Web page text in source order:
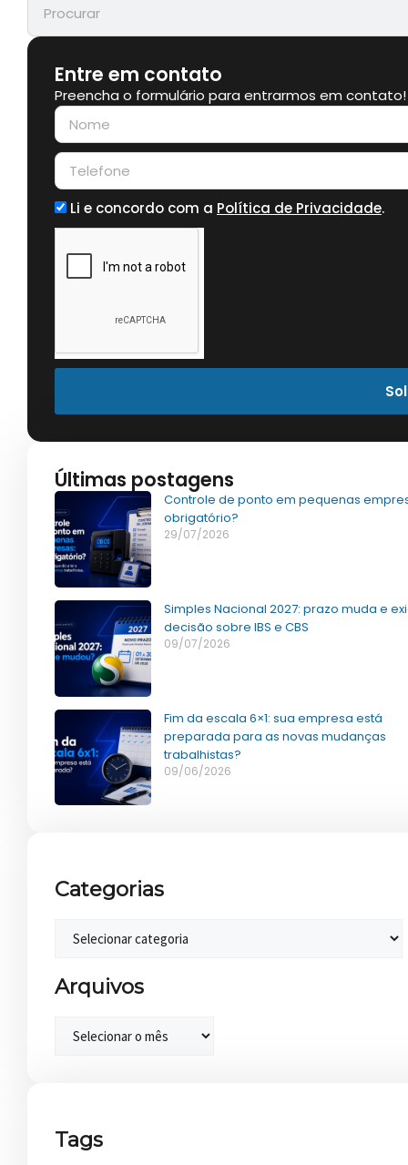
Entre em contato
Preencha o formulário para entrarmos em contato!
Li e concordo com a Política de Privacidade.
Últimas postagens
Controle de ponto em pequenas
obrigatório?
29/07/2026
Simples Nacional 2027: prazo muda e
decisão sobre IBS e CBS
09/07/2026
Fim da escala 6×1: sua empresa está
preparada para as novas mudanças
trabalhistas?
09/06/2026
Categorias
Arquivos
Tags